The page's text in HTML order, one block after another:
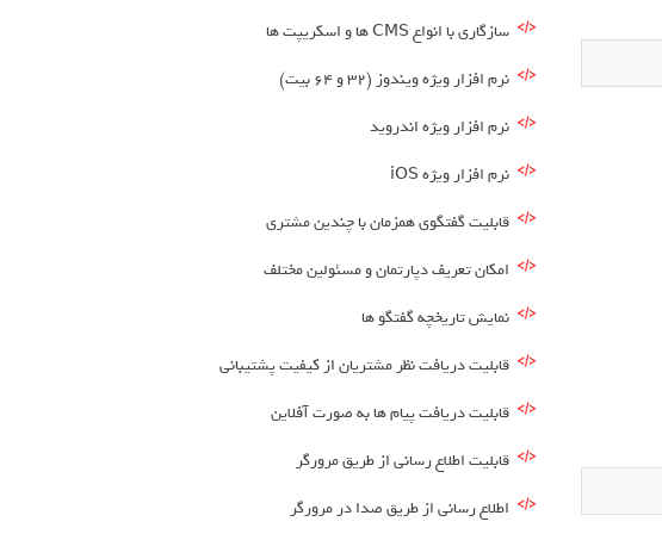
سازگاری با انواع CMS ها و اسکریپت ها
نرم افزار ویژه ویندوز (32 و 64 بیت)
نرم افزار ویژه اندروید
نرم افزار ویژه iOS
قابلیت گفتگوی همزمان با چندین مشتری
امکان تعریف دپارتمان و مسئولین مختلف
نمایش تاریخچه گفتگو ها
قابلیت دریافت نظر مشتریان از کیفیت پشتیبانی
قابلیت دریافت پیام ها به صورت آفلاین
قابلیت اطلاع رسانی از طریق مرورگر
اطلاع رسانی از طریق صدا در مرورگر